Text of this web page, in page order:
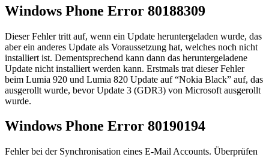
Windows Phone Error 80188309
Dieser Fehler tritt auf, wenn ein Update heruntergeladen wurde, das
aber ein anderes Update als Voraussetzung hat, welches noch nicht
installiert ist. Dementsprechend kann dann das heruntergeladene
Update nicht installiert werden kann. Erstmals trat dieser Fehler
beim Lumia 920 und Lumia 820 Update auf “Nokia Black” auf, das
ausgerollt wurde, bevor Update 3 (GDR3) von Microsoft ausgerollt
wurde.
Windows Phone Error 80190194
Fehler bei der Synchronisation eines E-Mail Accounts. Überprüfen